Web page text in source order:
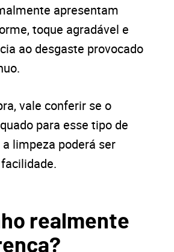
apresentam
toque agradável e
ao desgaste provocado
vale conferir se o
para esse tipo de
limpeza poderá ser
realmente